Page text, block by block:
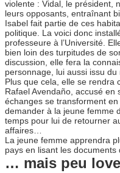
violente : Vidal, le président,
leurs opposants, entraînant
Isabel fait partie de ces
politique. La voici donc
professeure à l’Université.
bien loin des turpitudes de
discussion, elle fera la
personnage, lui aussi issu
Plus que cela, elle se rendra
Rafael Avendaño, accusé
échanges se transforment
demander à la jeune femme
temps pour lui de retourner
affaires…
La jeune femme apprendra
pays en lisant les documents
… mais peu